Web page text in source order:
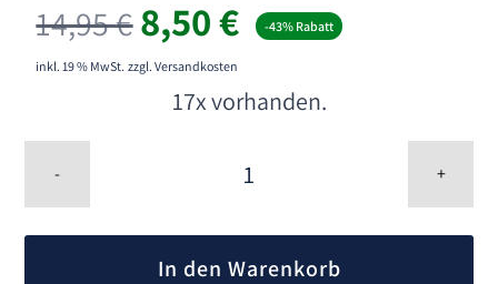
14,95€Ursprünglicher
Preis
war:
14,95 €
8,50€Aktueller
Preis
8,50 €.
-43% Rabatt
inkl. 19 % MwSt. zzgl. Versandkosten
17x vorhanden.
-
Beleuchtung
Menge
+
In den Warenkorb